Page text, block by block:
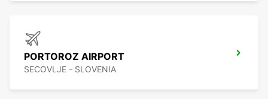
PORTOROZ AIRPORT
SECOVLJE - SLOVENIA